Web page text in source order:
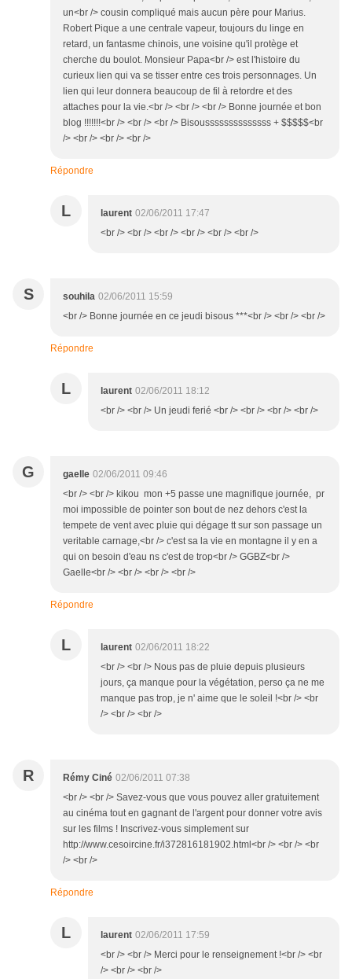
un<br /> cousin compliqué mais aucun père pour Marius.
Robert Pique a une centrale vapeur, toujours du linge en
retard, un fantasme chinois, une voisine qu'il protège et
cherche du boulot. Monsieur Papa<br /> est l'histoire du
curieux lien qui va se tisser entre ces trois personnages. Un
lien qui leur donnera beaucoup de fil à retordre et des
attaches pour la vie.<br /> <br /> <br /> Bonne journée et bon
blog !!!!!!!<br /> <br /> <br /> Bisoussssssssssssss + $$$$$<br
/> <br /> <br /> <br />
Répondre
L laurent 02/06/2011 17:47
<br /> <br /> <br /> <br /> <br /> <br />
S souhila 02/06/2011 15:59
<br /> Bonne journée en ce jeudi bisous ***<br /> <br /> <br />
Répondre
L laurent 02/06/2011 18:12
<br /> <br /> Un jeudi ferié <br /> <br /> <br /> <br />
G gaelle 02/06/2011 09:46
<br /> <br /> kikou mon +5 passe une magnifique journée, pr
moi impossible de pointer son bout de nez dehors c'est la
tempete de vent avec pluie qui dégage tt sur son passage un
veritable carnage,<br /> c'est sa la vie en montagne il y en a
qui on besoin d'eau ns c'est de trop<br /> GGBZ<br />
Gaelle<br /> <br /> <br /> <br />
Répondre
L laurent 02/06/2011 18:22
<br /> <br /> Nous pas de pluie depuis plusieurs
jours, ça manque pour la végétation, perso ça ne me
manque pas trop, je n' aime que le soleil !<br /> <br
/> <br /> <br />
R Rémy Ciné 02/06/2011 07:38
<br /> <br /> Savez-vous que vous pouvez aller gratuitement
au cinéma tout en gagnant de l'argent pour donner votre avis
sur les films ! Inscrivez-vous simplement sur
http://www.cesoircine.fr/i372816181902.html<br /> <br /> <br
/> <br />
Répondre
L laurent 02/06/2011 17:59
<br /> <br /> Merci pour le renseignement !<br /> <br
/> <br /> <br />